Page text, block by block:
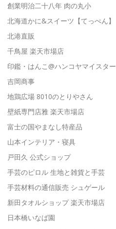
創業明治二十八年 肉の丸小
北海道かに&スイーツ【てっぺん】
北港直販
千鳥屋 楽天市場店
印鑑・はんこ@ハンコヤマイスター
吉岡商事
地鶏広場 8010のとりやさん
壁紙専門店雅 楽天市場店
富士の国やまなし特産品
山本インテリア・寝具
戸田久 公式ショップ
手芸のピロル 生地と雑貨と手芸
手芸材料の通信販売 シュゲール
新田タオルショップ 楽天市場店
日本橋いなば園